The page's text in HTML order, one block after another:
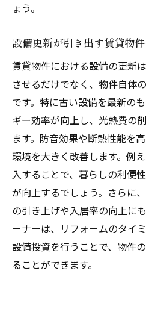
ょう。
設備更新が引き出す賃貸物
賃貸物件における設備の更新
させるだけでなく、物件自体
です。特に古い設備を最新の
ギー効率が向上し、光熱費の
ます。防音効果や断熱性能を
環境を大きく改善します。例
入することで、暮らしの利便
が向上するでしょう。さらに
の引き上げや入居率の向上に
ーナーは、リフォームのタイ
設備投資を行うことで、物件
ることができます。